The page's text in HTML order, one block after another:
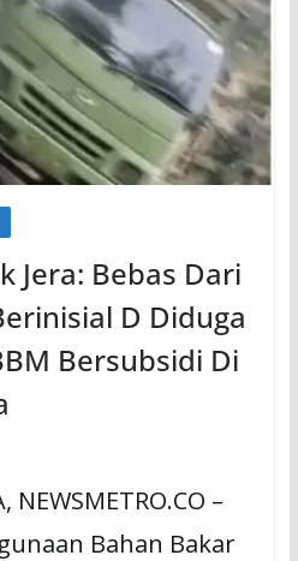
Jera: Bebas Dari
D Diduga
Bersubsidi Di
NEWSMETRO.CO –
Bahan Bakar